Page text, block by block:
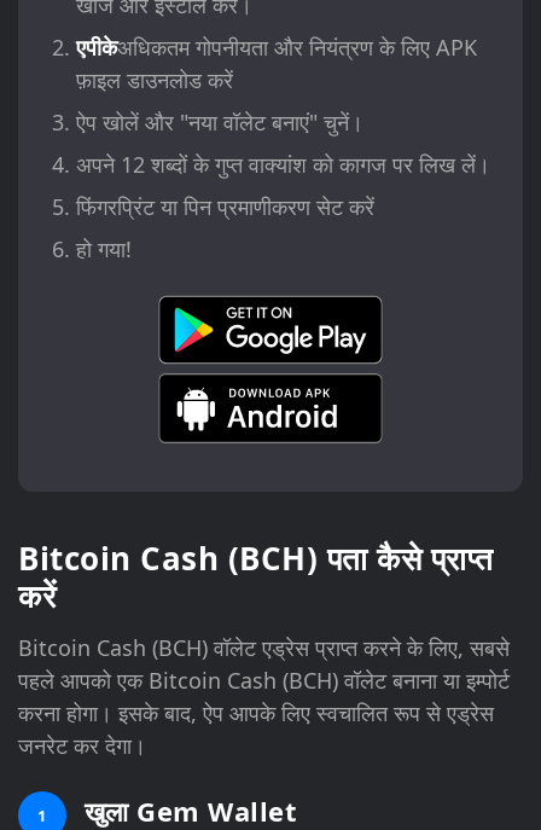
एपीकेअधिकतम गोपनीयता और नियंत्रण के लिए APK
फ़ाइल डाउनलोड करें
ऐप खोलें और "नया वॉलेट बनाएं" चुनें।
अपने 12 शब्दों के गुप्त वाक्यांश को कागज पर लिख लें।
फिंगरप्रिंट या पिन प्रमाणीकरण सेट करें
हो गया!
Bitcoin Cash (BCH) पता कैसे प्राप्त
करें
Bitcoin Cash (BCH) वॉलेट एड्रेस प्राप्त करने के लिए, सबसे
पहले आपको एक Bitcoin Cash (BCH) वॉलेट बनाना या इम्पोर्ट
करना होगा। इसके बाद, ऐप आपके लिए स्वचालित रूप से एड्रेस
जनरेट कर देगा।
1 खुला Gem Wallet